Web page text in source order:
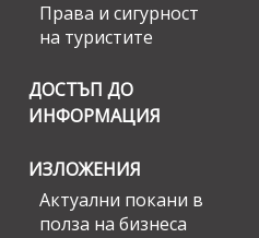
Права и сигурност
на туристите
ДОСТЪП ДО
ИНФОРМАЦИЯ
ИЗЛОЖЕНИЯ
Актуални покани в
полза на бизнеса